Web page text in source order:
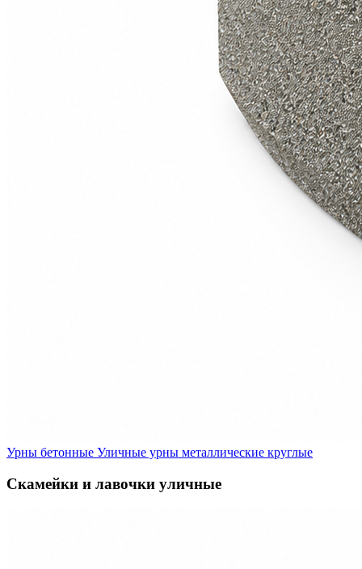
Урны бетонные Уличные урны металлические круглые
Скамейки и лавочки уличные